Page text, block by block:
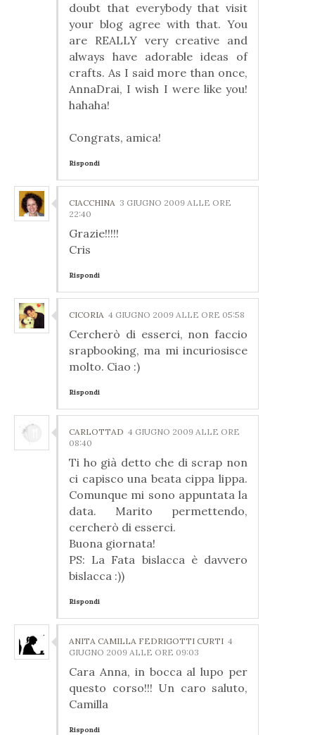
doubt that everybody that visit
your blog agree with that. You
are REALLY very creative and
always have adorable ideas of
crafts. As I said more than once,
AnnaDrai, I wish I were like you!
hahaha!
Congrats, amica!
Rispondi
CIACCHINA 3 GIUGNO 2009 ALLE ORE
22:40
Grazie!!!!!
Cris
Rispondi
CICORIA 4 GIUGNO 2009 ALLE ORE 05:58
Cercherò di esserci, non faccio
srapbooking, ma mi incuriosisce
molto. Ciao :)
Rispondi
CARLOTTAD 4 GIUGNO 2009 ALLE ORE
08:40
Ti ho già detto che di scrap non
ci capisco una beata cippa lippa.
Comunque mi sono appuntata la
data. Marito permettendo,
cercherò di esserci.
Buona giornata!
PS: La Fata bislacca è davvero
bislacca :))
Rispondi
ANITA CAMILLA FEDRIGOTTI CURTI 4
GIUGNO 2009 ALLE ORE 09:03
Cara Anna, in bocca al lupo per
questo corso!!! Un caro saluto,
Camilla
Rispondi